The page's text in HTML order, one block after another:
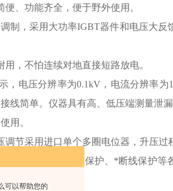
可以帮助您的
便、功能齐全，便于野外使用。
制，采用大功率IGBT器件和电压大反
久耐用，不怕连续对地直接短路
，电压分辨率为0.1kV，电流分辨率
线简单。仪器具有高、低压端测量泄
用。
节采用进口单个多圈电位器，升压过
电流、回零、接地保护、*断线保护等
准。